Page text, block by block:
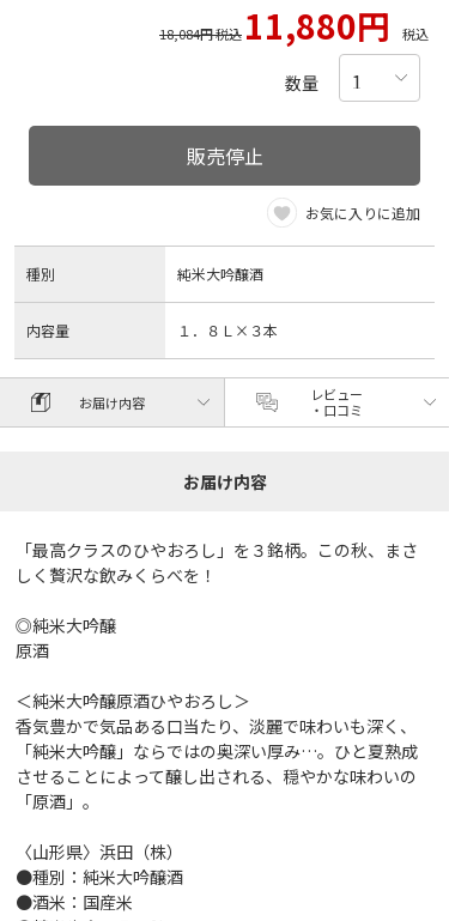
18,084円 税込 11,880円 税込
数量
販売停止
お気に入りに追加
種別 純米大吟醸酒
内容量 １．８Ｌ×３本
お届け内容
レビュー
・口コミ
お届け内容
「最高クラスのひやおろし」を３銘柄。この秋、まさ
しく贅沢な飲みくらべを！
◎純米大吟醸
原酒
＜純米大吟醸原酒ひやおろし＞
香気豊かで気品ある口当たり、淡麗で味わいも深く、
「純米大吟醸」ならではの奥深い厚み…。ひと夏熟成
させることによって醸し出される、穏やかな味わいの
「原酒」。
〈山形県〉浜田（株）
●種別：純米大吟醸酒
●酒米：国産米